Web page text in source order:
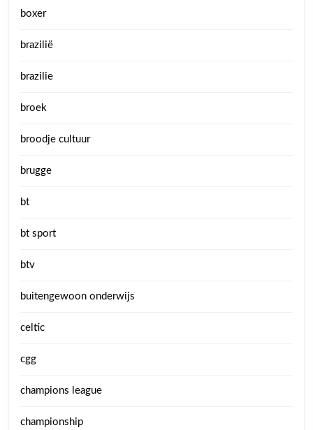
boxer
brazilië
brazilie
broek
broodje cultuur
brugge
bt
bt sport
btv
buitengewoon onderwijs
celtic
cgg
champions league
championship